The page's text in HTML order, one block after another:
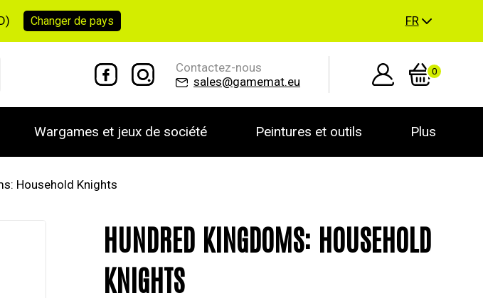
Changer depays FR
Contactez-nous
sales@gamemat.eu
0
Wargames et jeux de société Peintures et outils Plus
Household Knights
HUNDRED KINGDOMS: HOUSEHOLD
KNIGHTS